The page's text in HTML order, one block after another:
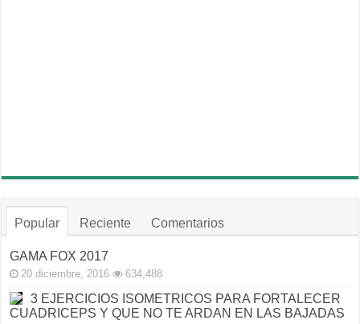
Popular Reciente Comentarios
GAMA FOX 2017
20 diciembre, 2016 634,488
3 EJERCICIOS ISOMETRICOS PARA FORTALECER
CUADRICEPS Y QUE NO TE ARDAN EN LAS BAJADAS